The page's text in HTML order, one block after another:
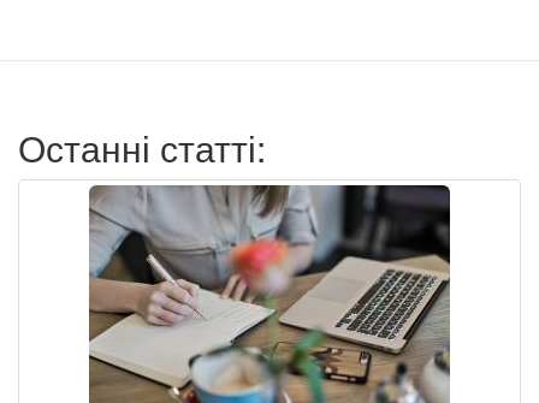
записи
Останні статті: